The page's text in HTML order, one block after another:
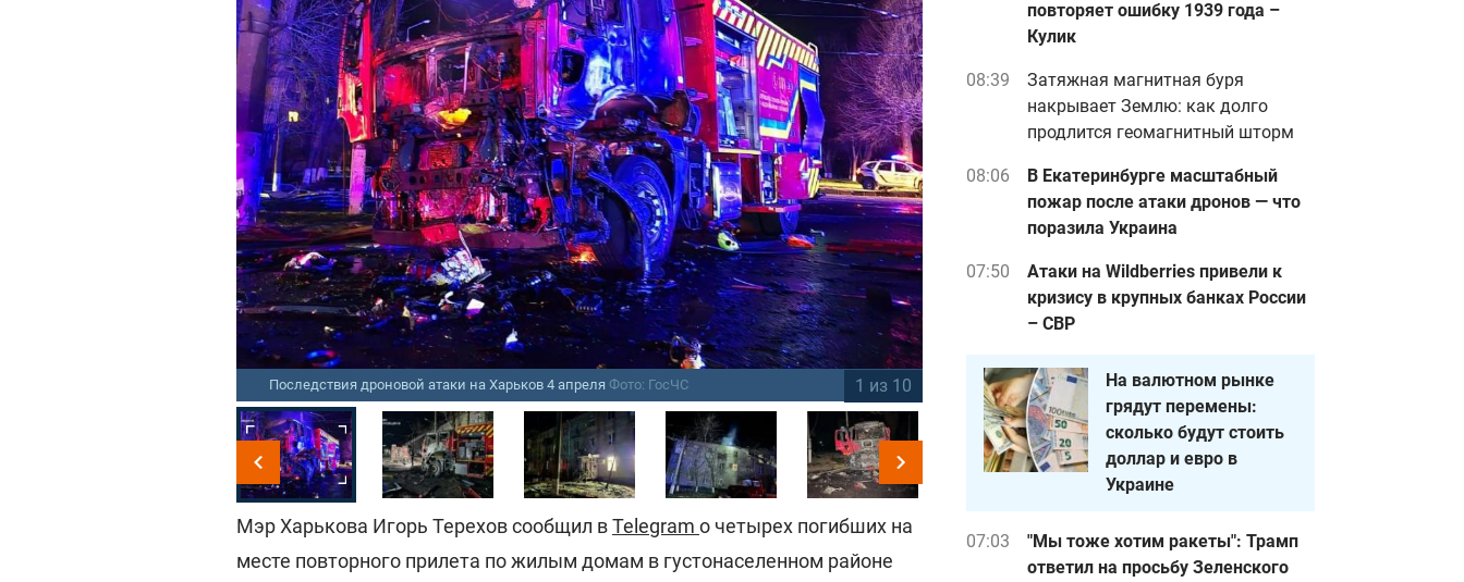
Последствия дроновой атаки на Харьков 4 апреля Фото: ГосЧС Последствия дроновой атаки на Харьков 4 апреля
1 из 10
Мэр Харькова Игорь Терехов сообщил вTelegram о четырех погибших на
месте повторного прилета по жилым домам в густонаселенном районе
повторяет ошибку 1939 года –
Кулик
08:39
Затяжная магнитная буря
накрывает Землю: как долго
продлится геомагнитный шторм
08:06
В Екатеринбурге масштабный
пожар после атаки дронов — что
поразила Украина
07:50
Атаки на Wildberries привели к
кризису в крупных банках России
– СВР
На валютном рынке
грядут перемены:
сколько будут стоить
доллар и евро в
Украине
07:03
"Мы тоже хотим ракеты": Трамп
ответил на просьбу Зеленского